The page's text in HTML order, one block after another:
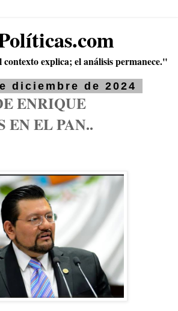
explica; el análisis permanece."
diciembre de 2024
ENRIQUE
EN EL PAN..